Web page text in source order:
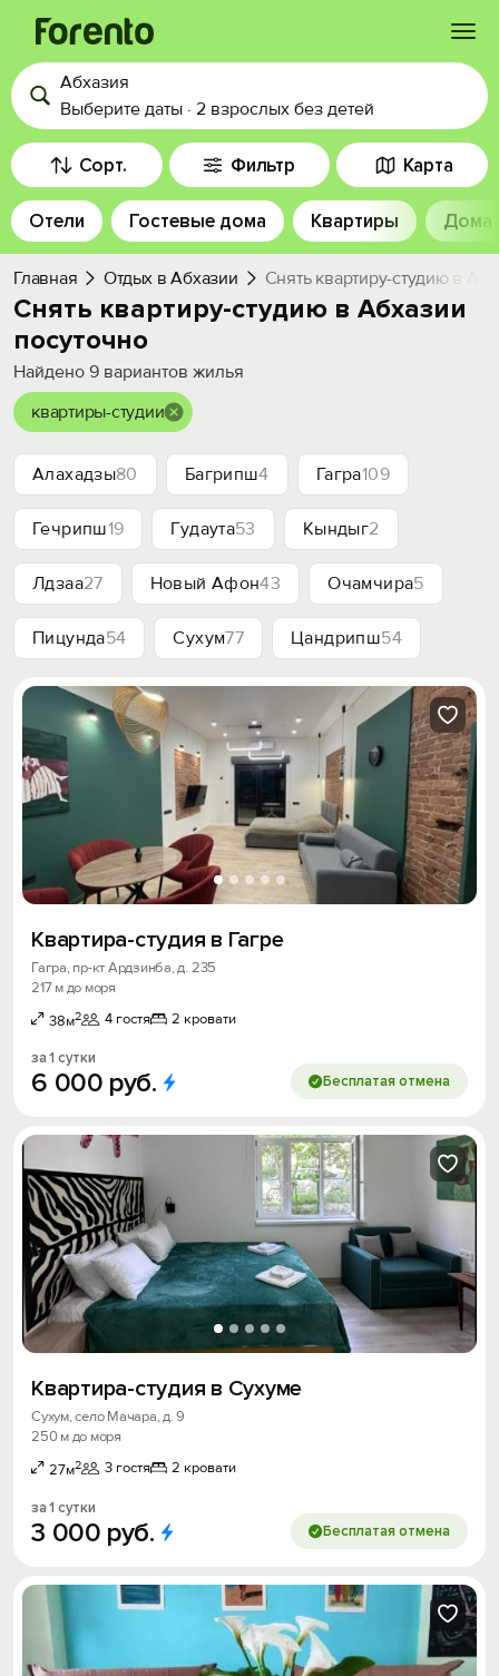
Войти
Избранное
История просмотра
Добавить свой объект
Абхазия
Выберите даты · 2 взрослых без детей
Сорт. Фильтр Карта
Отели Гостевые дома Квартиры Дома
Главная Отдых в Абхазии Снять квартиру-студию в
Снять квартиру-студию в Абхазии
посуточно
Найдено 9 вариантов жилья
квартиры-студии
Алахадзы80 Багрипш4 Гагра109
Гечрипш19 Гудаута53 Кындыг2
Лдзаа27 Новый Афон43 Очамчира5
Пицунда54 Сухум77 Цандрипш54
Квартира-студия в Гагре
Гагра, пр-кт Ардзинба, д. 235
217 м до моря
38м2 4 гостя 2 кровати
за 1 сутки
6 000 руб. Бесплатая отмена
Квартира-студия в Сухуме
Сухум, село Мачара, д. 9
250 м до моря
27м2 3 гостя 2 кровати
за 1 сутки
3 000 руб. Бесплатая отмена